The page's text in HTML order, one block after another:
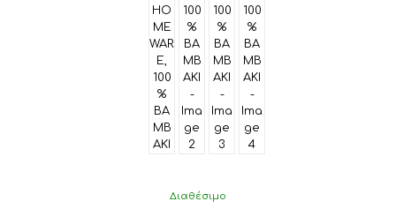
Διαθέσιμο